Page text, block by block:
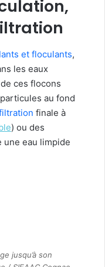
et floculants,
les eaux
ces flocons
au fond
finale à
) ou des
une eau limpide
jusqu’à son